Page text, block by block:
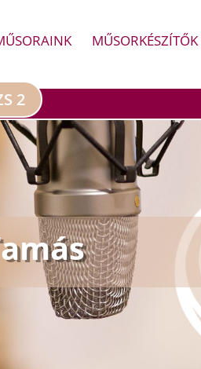
MŰSORKÉSZÍTŐK
2